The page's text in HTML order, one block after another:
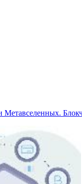
Метавселенных.